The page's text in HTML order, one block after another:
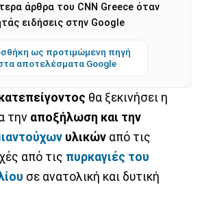
άρθρα του CNN Greece όταν
ειδήσεις στην Google
ως προτιμώμενη πηγή
αποτελέσματα Google
θα ξεκινήσει η
την αποξήλωση και την
υλικών από τις
από τις πυρκαγιές του
σε ανατολική και δυτική